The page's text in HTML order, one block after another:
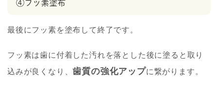
④フッ素塗布
最後にフッ素を塗布して終了です。
フッ素は歯に付着した汚れを落とした後に塗ると取り
込みが良くなり、歯質の強化アップに繋がります。